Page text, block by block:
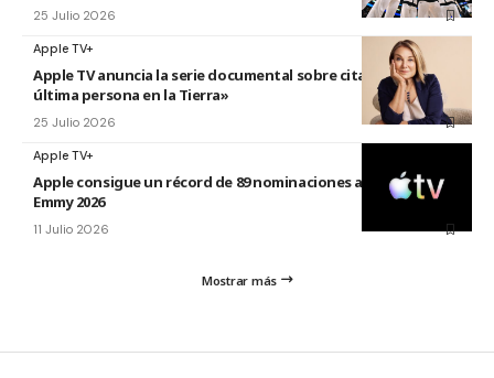
25 Julio 2026
Apple TV+
Apple TV anuncia la serie documental sobre citas titulada «La
última persona en la Tierra»
25 Julio 2026
Apple TV+
Apple consigue un récord de 89 nominaciones a los premios
Emmy 2026
11 Julio 2026
Mostrar más